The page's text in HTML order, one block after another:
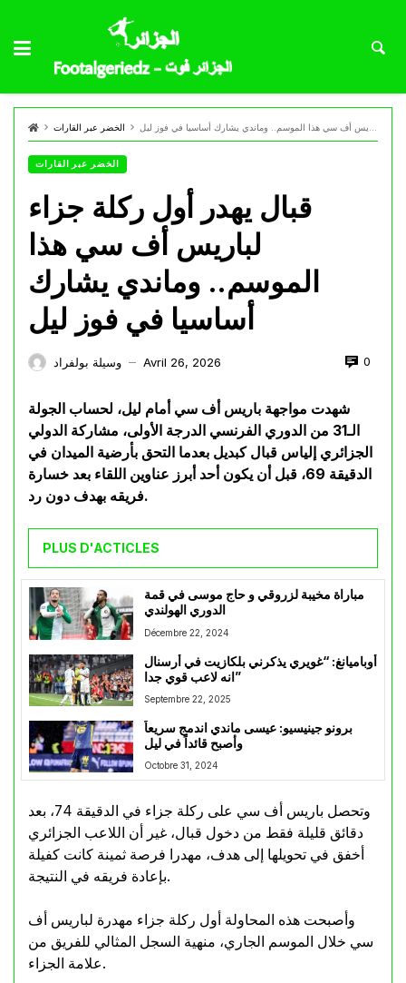
الخضر عبر القارات قبال يهدر أول ركلة جزاء لباريس أف سي هذا الموسم.. وماندي يشارك أساسيا في فوز ليل
الخضر عبر القارات
قبال يهدر أول ركلة جزاء
لباريس أف سي هذا
الموسم.. وماندي يشارك
أساسيا في فوز ليل
وسيلة بولفراد — Avril 26, 2026 0
شهدت مواجهة باريس أف سي أمام ليل، لحساب الجولة
الـ31 من الدوري الفرنسي الدرجة الأولى، مشاركة الدولي
الجزائري إلياس قبال كبديل بعدما التحق بأرضية الميدان في
الدقيقة 69، قبل أن يكون أحد أبرز عناوين اللقاء بعد خسارة
فريقه بهدف دون رد.
PLUS D'ACTICLES
مباراة مخيبة لزروقي و حاج موسى في قمة
الدوري الهولندي
Décembre 22, 2024
أوباميانغ: “غويري يذكرني بلكازيت في أرسنال
انه لاعب قوي جدا”
Septembre 22, 2025
برونو جينيسيو: عيسى ماندي اندمج سريعاً
وأصبح قائداً في ليل
Octobre 31, 2024
وتحصل باريس أف سي على ركلة جزاء في الدقيقة 74، بعد
دقائق قليلة فقط من دخول قبال، غير أن اللاعب الجزائري
أخفق في تحويلها إلى هدف، مهدرا فرصة ثمينة كانت كفيلة
بإعادة فريقه في النتيجة.
وأصبحت هذه المحاولة أول ركلة جزاء مهدرة لباريس أف
سي خلال الموسم الجاري، منهية السجل المثالي للفريق من
علامة الجزاء.